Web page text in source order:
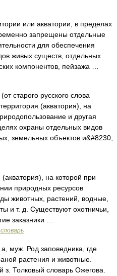
или акватории, в пределах
запрещены отдельные
для обеспечения
живых существ, отдельных
компонентов, пейзажа …
старого русского слова
(акватория), на
и другая
охраны отдельных видов
земельных объектов и&#8230;
на которой при
природных ресурсов
животных, растений, водные,
и т. д. Существуют охотничьи,
заказники …
муж. Род заповедника, где
растения и животные.
Толковый словарь Ожегова.